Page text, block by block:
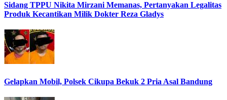
Sidang TPPU Nikita Mirzani Memanas, Pertanyakan Legalitas
Produk Kecantikan Milik Dokter Reza Gladys
Gelapkan Mobil, Polsek Cikupa Bekuk 2 Pria Asal Bandung